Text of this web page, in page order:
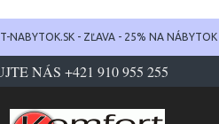
NABYTOK.SK - ZĽAVA - 25% NA
NÁS +421 910 955 255